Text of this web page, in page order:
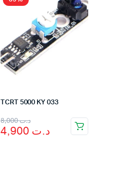
TCRT 5000 KY 033
د.ت8,000
Original
price د.ت
Current
price